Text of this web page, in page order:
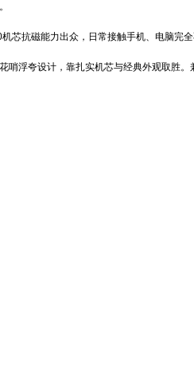
芯抗磁能力出众，日常接触手机、电脑完
哨浮夸设计，靠扎实机芯与经典外观取胜